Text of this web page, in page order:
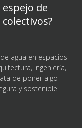
de
agua en espacios
ingeniería,
de poner algo
y sostenible